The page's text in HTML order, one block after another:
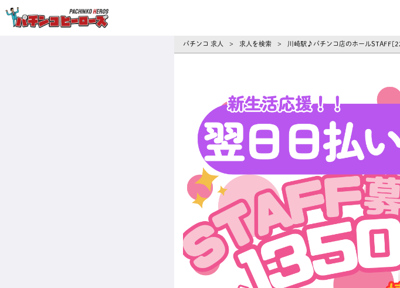
パチンコ 求人 > 求人を検索 > 川崎駅♪パチンコ店のホール